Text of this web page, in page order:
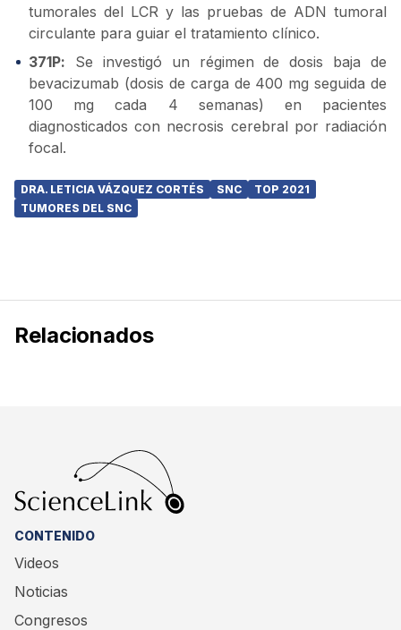
tumorales del LCR y las pruebas de ADN tumoral
circulante para guiar el tratamiento clínico.
371P: Se investigó un régimen de dosis baja de
bevacizumab (dosis de carga de 400 mg seguida de
100 mg cada 4 semanas) en pacientes
diagnosticados con necrosis cerebral por radiación
focal.
DRA. LETICIA VÁZQUEZ CORTÉS SNC
TOP 2021
TUMORES DEL SNC
Relacionados
CONTENIDO
Videos
Noticias
Congresos